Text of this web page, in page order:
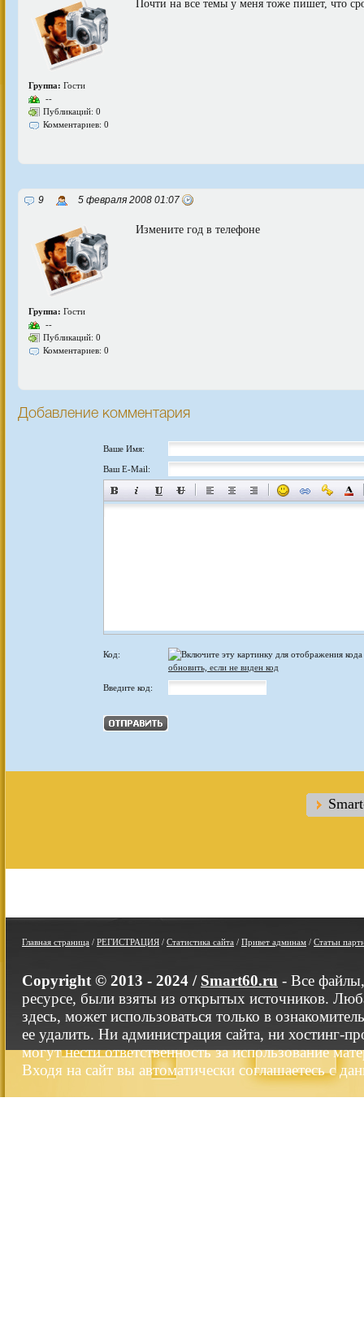
Группа: Гости
--
Публикаций: 0
Комментариев: 0
Почти на все темы у меня тоже пишет, что
9 5 февраля 2008 01:07
Группа: Гости
--
Публикаций: 0
Комментариев: 0
Измените год в телефоне
Добавление комментария
Ваше Имя:
Ваш E-Mail:
Код:
обновить, если не виден код
Введите код:
Главная страница / РЕГИСТРАЦИЯ / Статистика сайта / Привет админам / Статьи
Copyright © 2013 - 2024 / Smart60.ru - Все
ресурсе, были взяты из открытых источников.
здесь, может использоваться только в
ее удалить. Ни администрация сайта, ни хостинг-
могут нести ответственность за использование
Входя на сайт вы автоматически соглашаетесь с